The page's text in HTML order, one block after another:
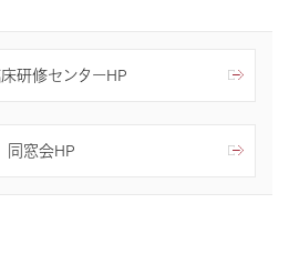
研修センターHP
同窓会HP